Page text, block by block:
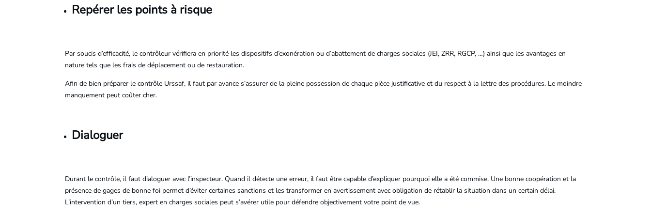
Repérer les points à risque
Par soucis d’efficacité, le contrôleur vérifiera en priorité les dispositifs d’exonération ou d’abattement de charges sociales (JEI, ZRR, RGCP, …) ainsi que les avantages en
nature tels que les frais de déplacement ou de restauration.
Afin de bien préparer le contrôle Urssaf, il faut par avance s’assurer de la pleine possession de chaque pièce justificative et du respect à la lettre des procédures. Le moindre
manquement peut coûter cher.
Dialoguer
Durant le contrôle, il faut dialoguer avec l’inspecteur. Quand il détecte une erreur, il faut être capable d’expliquer pourquoi elle a été commise. Une bonne coopération et la
présence de gages de bonne foi permet d’éviter certaines sanctions et les transformer en avertissement avec obligation de rétablir la situation dans un certain délai.
L’intervention d’un tiers, expert en charges sociales peut s’avérer utile pour défendre objectivement votre point de vue.